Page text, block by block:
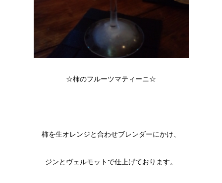
☆柿のフルーツマティーニ☆
柿を生オレンジと合わせブレンダーにかけ、
ジンとヴェルモットで仕上げております。